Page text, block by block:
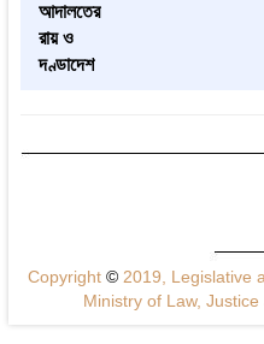
আদালতের
রায় ও
দণ্ডাদেশ
Copyright ©2019, Legislative
Ministry of Law,